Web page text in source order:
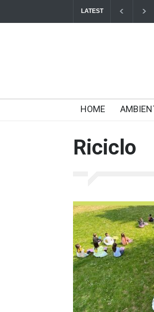
LATEST Una
HOME
Riciclo